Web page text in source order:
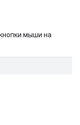
мыши на